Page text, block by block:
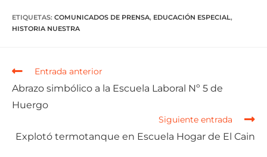
ETIQUETAS: COMUNICADOS DE PRENSA, EDUCACIÓN ESPECIAL,
HISTORIA NUESTRA
Entrada anterior
Abrazo simbólico a la Escuela Laboral Nº 5 de
Huergo
Siguiente entrada
Explotó termotanque en Escuela Hogar de El Cain